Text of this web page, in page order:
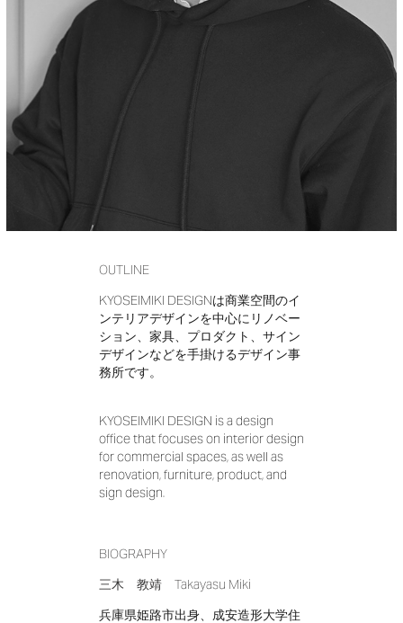
OUTLINE
KYOSEIMIKI DESIGNは商業空間のイ
ンテリアデザインを中心にリノベー
ション、家具、プロダクト、サイン
デザインなどを手掛けるデザイン事
務所です。
KYOSEIMIKI DESIGN is a design
office that focuses on interior design
for commercial spaces, as well as
renovation, furniture, product, and
sign design.
BIOGRAPHY
三木 教靖 Takayasu Miki
兵庫県姫路市出身、成安造形大学住